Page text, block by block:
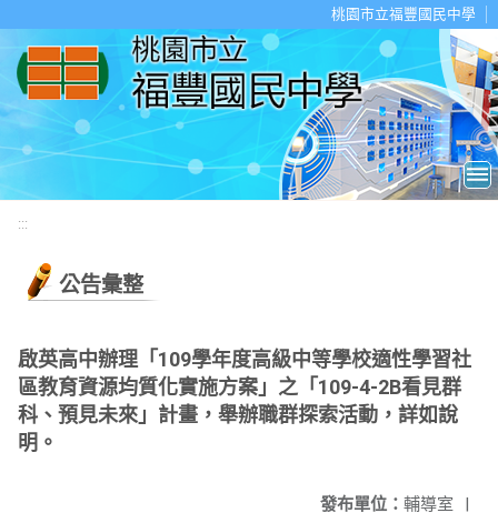
桃園市立福豐國民中學
:::
公告彙整
啟英高中辦理「109學年度高級中等學校適性學習社
區教育資源均質化實施方案」之「109-4-2B看見群
科、預見未來」計畫，舉辦職群探索活動，詳如說
明。
發布單位： 輔導室 |